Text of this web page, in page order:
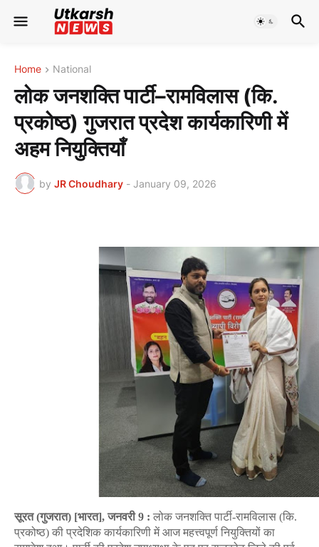
Home National
लोक जनशक्ति पार्टी–रामविलास (कि.
प्रकोष्ठ) गुजरात प्रदेश कार्यकारिणी में
अहम नियुक्तियाँ
by JR Choudhary - January 09, 2026
सूरत(गुजरात) [भारत],जनवरी9 : लोक जनशक्ति पार्टी-रामविलास (कि.
प्रकोष्ठ) की प्रदेशिक कार्यकारिणी में आज महत्त्वपूर्ण नियुक्तियों का